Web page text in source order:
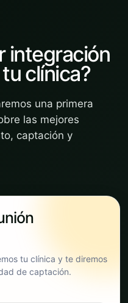
integración
clínica?
una primera
las mejores
captación y
tu clínica y te diremos
de captación.